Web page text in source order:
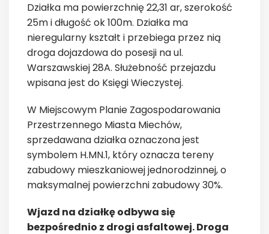
Działka ma powierzchnię 22,31 ar, szerokość
25m i długość ok 100m. Działka ma
nieregularny kształt i przebiega przez nią
droga dojazdowa do posesji na ul.
Warszawskiej 28A. Służebność przejazdu
wpisana jest do Księgi Wieczystej.
W Miejscowym Planie Zagospodarowania
Przestrzennego Miasta Miechów,
sprzedawana działka oznaczona jest
symbolem H.MN.1, który oznacza tereny
zabudowy mieszkaniowej jednorodzinnej, o
maksymalnej powierzchni zabudowy 30%.
Wjazd na działkę odbywa się
bezpośrednio z drogi asfaltowej. Droga